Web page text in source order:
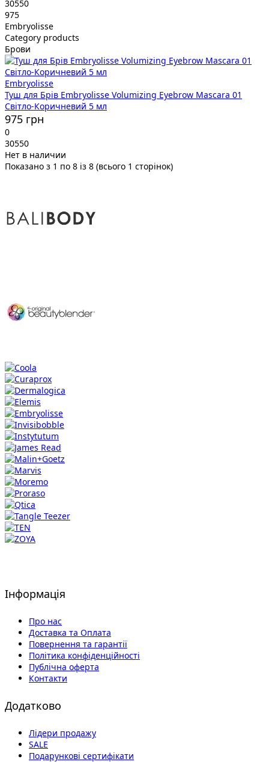
30550
975
Embryolisse
Category products
Брови
Embryolisse
Туш для Брів Embryolisse Volumizing Eyebrow Mascara 01
Світло-Коричневий 5 мл
975 грн
0
30550
Нет в наличии
Показано з 1 по 8 із 8 (всього 1 сторінок)
Інформація
Про нас
Доставка та Оплата
Повернення та гарантії
Політика конфіденційності
Публічна оферта
Контакти
Додатково
Лідери продажу
SALE
Подарункові сертифікати